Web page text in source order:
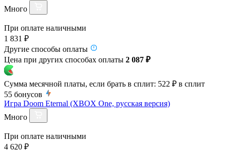
Много
При оплате наличными
1 831 ₽
Другие способы оплаты
Цена при других способах оплаты 2 087 ₽
Сумма месячной платы, если брать в сплит: 522 ₽ в сплит
55 бонусов
Игра Doom Eternal (XBOX One, русская версия)
Много
При оплате наличными
4 620 ₽